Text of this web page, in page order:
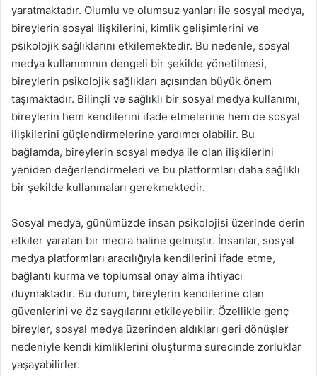
yaratmaktadır. Olumlu ve olumsuz yanları ile sosyal medya,
bireylerin sosyal ilişkilerini, kimlik gelişimlerini ve
psikolojik sağlıklarını etkilemektedir. Bu nedenle, sosyal
medya kullanımının dengeli bir şekilde yönetilmesi,
bireylerin psikolojik sağlıkları açısından büyük önem
taşımaktadır. Bilinçli ve sağlıklı bir sosyal medya kullanımı,
bireylerin hem kendilerini ifade etmelerine hem de sosyal
ilişkilerini güçlendirmelerine yardımcı olabilir. Bu
bağlamda, bireylerin sosyal medya ile olan ilişkilerini
yeniden değerlendirmeleri ve bu platformları daha sağlıklı
bir şekilde kullanmaları gerekmektedir.
Sosyal medya, günümüzde insan psikolojisi üzerinde derin
etkiler yaratan bir mecra haline gelmiştir. İnsanlar, sosyal
medya platformları aracılığıyla kendilerini ifade etme,
bağlantı kurma ve toplumsal onay alma ihtiyacı
duymaktadır. Bu durum, bireylerin kendilerine olan
güvenlerini ve öz saygılarını etkileyebilir. Özellikle genç
bireyler, sosyal medya üzerinden aldıkları geri dönüşler
nedeniyle kendi kimliklerini oluşturma sürecinde zorluklar
yaşayabilirler.